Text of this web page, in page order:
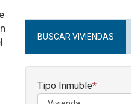
BUSCAR VIVIENDAS
Tipo Inmuble*